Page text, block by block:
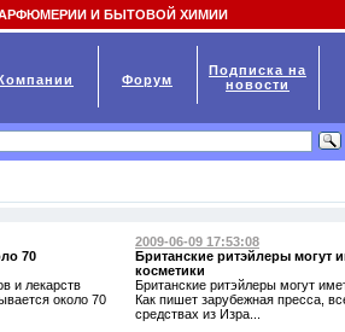
70
и лекарств
около 70
2009-06-09 17:53:08
Британские ритэйлеры могут
косметики
Британские ритэйлеры могут
Как пишет зарубежная пресса,
средствах из Изра...
И БЫТОВОЙ ХИМИИ
Форум
Подписка на
новости